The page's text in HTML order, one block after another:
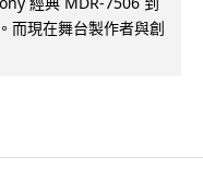
而現在舞台製作者與創